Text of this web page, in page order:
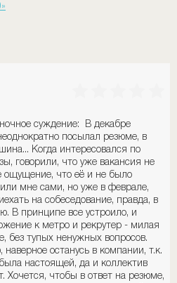
суждение: В декабре
посылал резюме, в
Когда интересовался по
говорили, что уже вакансия не
ощущение, что её и не было
мне сами, но уже в феврале,
на собеседование, правда, в
В принципе все устроило, и
к метро и рекрутер - милая
без тупых ненужных вопросов.
наверное останусь в компании, т.к.
настоящей, да и коллектив
Хочется, чтобы в ответ на резюме,